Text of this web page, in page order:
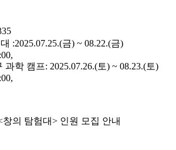
:2025.07.25.(금) ~ 08.22.(금)
과학 캠프: 2025.07.26.(토) ~ 08.23.(토)
의 탐험대> 인원 모집 안내